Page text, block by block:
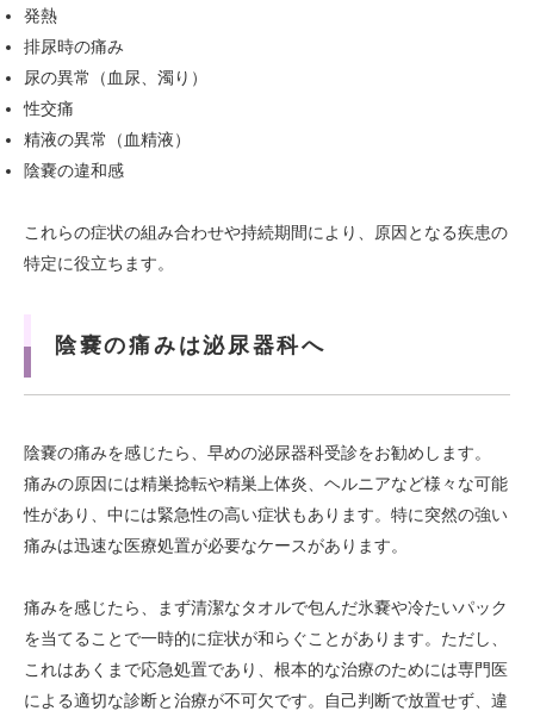
発熱
排尿時の痛み
尿の異常（血尿、濁り）
性交痛
精液の異常（血精液）
陰嚢の違和感
これらの症状の組み合わせや持続期間により、原因となる疾患の
特定に役立ちます。
陰嚢の痛みは泌尿器科へ
陰嚢の痛みを感じたら、早めの泌尿器科受診をお勧めします。
痛みの原因には精巣捻転や精巣上体炎、ヘルニアなど様々な可能
性があり、中には緊急性の高い症状もあります。特に突然の強い
痛みは迅速な医療処置が必要なケースがあります。
痛みを感じたら、まず清潔なタオルで包んだ氷嚢や冷たいパック
を当てることで一時的に症状が和らぐことがあります。ただし、
これはあくまで応急処置であり、根本的な治療のためには専門医
による適切な診断と治療が不可欠です。自己判断で放置せず、違